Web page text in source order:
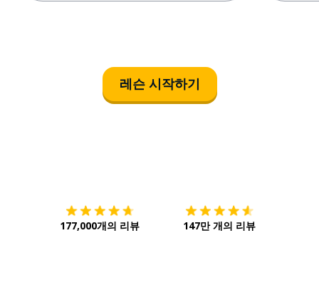
레슨 시작하기
177,000개의 리뷰 147만 개의 리뷰